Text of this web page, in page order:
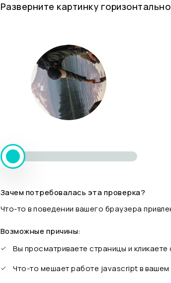
Разверните картинку горизонтально
Зачем потребовалась эта проверка?
Что-то в поведении вашего браузера
Возможные причины:
Вы просматриваете страницы и
Что-то мешает работе javascript в вашем